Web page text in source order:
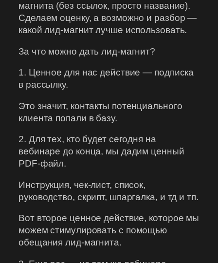
магнита (без ссылок, просто название).
Сделаем оценку, а возможно и разбор —
какой лид-магнит лучше использовать.
За что можно дать лид-магнит?
1. Ценное для нас действие — подписка
в рассылку.
Это значит, контакты потенциального
клиента попали в базу.
2. Для тех, кто будет сегодня на
вебинаре до конца, мы дадим ценный
PDF-файл.
Инструкция, чек-лист, список,
руководство, скрипт, шпаргалка, и тд и тп.
Вот второе ценное действие, которое мы
можем стимулировать с помощью
обещания лид-магнита.